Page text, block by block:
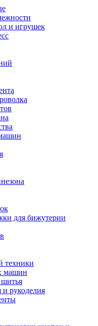
и игрушек
для бижутерии
техники
машин
рукоделия